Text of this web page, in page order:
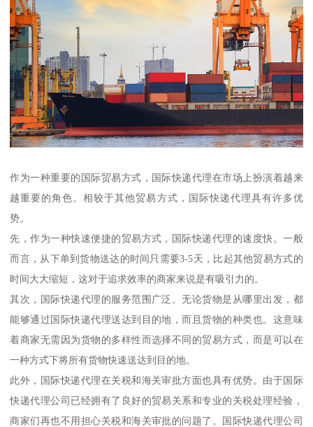
作为一种重要的国际贸易方式，国际快递代理在市场上扮演着越来
越重要的角色。相较于其他贸易方式，国际快递代理具有许多优
势。
先，作为一种快速便捷的贸易方式，国际快递代理的速度快。一般
而言，从下单到货物送达的时间只需要3-5天，比起其他贸易方式的
时间大大缩短，这对于追求效率的商家来说是有吸引力的。
其次，国际快递代理的服务范围广泛。无论货物是从哪里出发，都
能够通过国际快递代理送达到目的地，而且货物的种类也。这意味
着商家无需因为货物的多样性而选择不同的贸易方式，而是可以在
一种方式下将所有货物快速送达到目的地。
此外，国际快递代理在关税和海关审批方面也具有优势。由于国际
快递代理公司已经拥有了良好的贸易关系和专业的关税处理经验，
商家们再也不用担心关税和海关审批的问题了。国际快递代理公司